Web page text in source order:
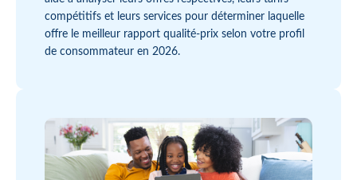
compétitifs et leurs services pour déterminer laquelle
offre le meilleur rapport qualité-prix selon votre profil
de consommateur en 2026.